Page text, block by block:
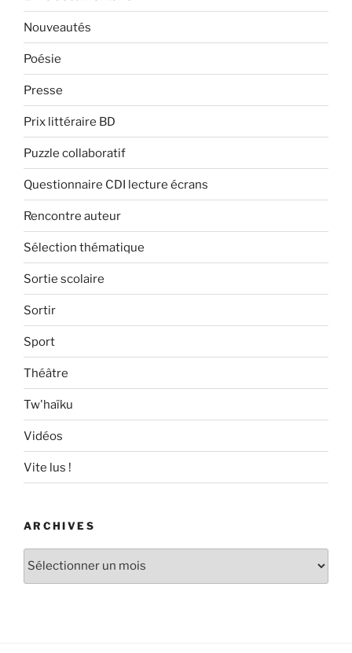
Nouveautés
Poésie
Presse
Prix littéraire BD
Puzzle collaboratif
Questionnaire CDI lecture écrans
Rencontre auteur
Sélection thématique
Sortie scolaire
Sortir
Sport
Théâtre
Tw'haïku
Vidéos
Vite lus !
ARCHIVES